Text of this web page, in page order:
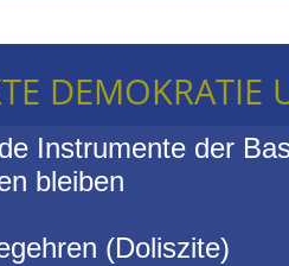
DEMOKRATIE
Instrumente der
bleiben
(Doliszite)